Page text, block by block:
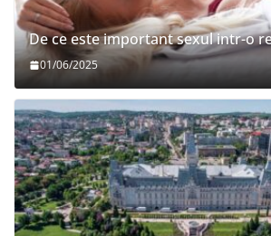
De ce este important sexul intr-o
01/06/2025